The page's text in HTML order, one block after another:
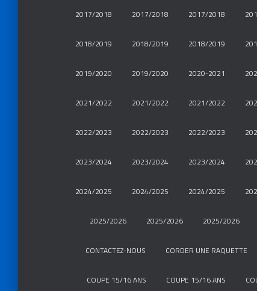
2017/2018 2017/2018 2017/2018
2018/2019 2018/2019 2018/2019
2019/2020 2019/2020 2020-2021
2021/2022 2021/2022 2021/2022
2022/2023 2022/2023 2022/2023
2023/2024 2023/2024 2023/2024
2024/2025 2024/2025 2024/2025
2025/2026 2025/2026 2025/2026
CONTACTEZ-NOUS CORDER UNE RAQUETTE
COUPE 15/16 ANS COUPE 15/16 ANS